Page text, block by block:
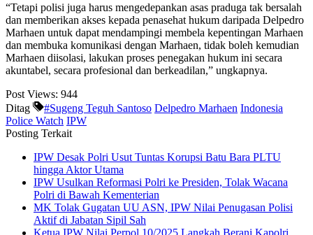
“Tetapi polisi juga harus mengedepankan asas praduga tak bersalah
dan memberikan akses kepada penasehat hukum daripada Delpedro
Marhaen untuk dapat mendampingi membela kepentingan Marhaen
dan membuka komunikasi dengan Marhaen, tidak boleh kemudian
Marhaen diisolasi, lakukan proses penegakan hukum ini secara
akuntabel, secara profesional dan berkeadilan,” ungkapnya.
Post Views: 944
Ditag
#Sugeng Teguh Santoso Delpedro Marhaen Indonesia
Police Watch IPW
Posting Terkait
IPW Desak Polri Usut Tuntas Korupsi Batu Bara PLTU
hingga Aktor Utama
IPW Usulkan Reformasi Polri ke Presiden, Tolak Wacana
Polri di Bawah Kementerian
MK Tolak Gugatan UU ASN, IPW Nilai Penugasan Polisi
Aktif di Jabatan Sipil Sah
Ketua IPW Nilai Perpol 10/2025 Langkah Berani Kapolri